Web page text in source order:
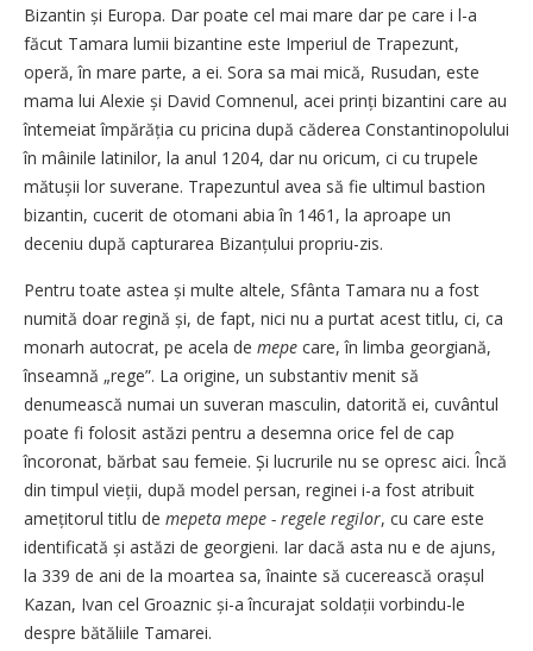
Bizantin și Europa. Dar poate cel mai mare dar pe care i l-a
făcut Tamara lumii bizantine este Imperiul de Trapezunt,
operă, în mare parte, a ei. Sora sa mai mică, Rusudan, este
mama lui Alexie și David Comnenul, acei prinți bizantini care au
întemeiat împărăția cu pricina după căderea Constantinopolului
în mâinile latinilor, la anul 1204, dar nu oricum, ci cu trupele
mătușii lor suverane. Trapezuntul avea să fie ultimul bas­tion
bizantin, cucerit de otomani abia în 1461, la aproape un
deceniu după capturarea Bizanțului propriu-zis.
Pentru toate astea și multe altele, Sfânta Tamara nu a fost
numită doar regină și, de fapt, nici nu a purtat acest titlu, ci, ca
monarh autocrat, pe acela de mepe care, în limba georgiană,
înseamnă „rege”. La origine, un substantiv menit să
denumească numai un suveran masculin, datorită ei, cuvântul
poate fi folosit astăzi pentru a desemna orice fel de cap
încoronat, bărbat sau femeie. Și lucrurile nu se opresc aici. Încă
din timpul vieții, după model persan, reginei i-a fost atribuit
amețitorul titlu de mepeta mepe - regele regilor, cu care este
identificată și astăzi de georgieni. Iar dacă asta nu e de ajuns,
la 339 de ani de la moartea sa, înainte să cucerească orașul
Kazan, Ivan cel Groaznic și-a încurajat soldații vorbindu-le
despre bătăliile ­Tamarei.